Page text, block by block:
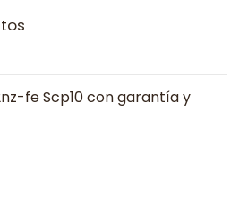
fe Scp10 con garantía y